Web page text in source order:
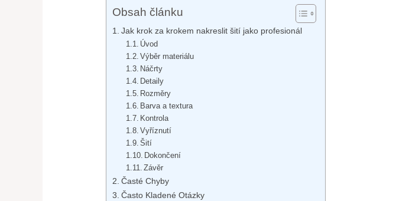
Obsah článku
Jak krok za krokem nakreslit šití jako profesionál
Úvod
Výběr materiálu
Náčrty
Detaily
Rozměry
Barva a textura
Kontrola
Vyříznutí
Šití
Dokončení
Závěr
Časté Chyby
Často Kladené Otázky